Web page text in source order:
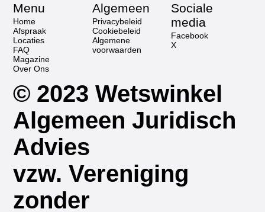
© 2023 Wetswinkel
Algemeen Juridisch
Advies
vzw. Vereniging
zonder
Algemeen
Privacybeleid
Cookiebeleid
Algemene
voorwaarden
Sociale
media
Facebook
X
Menu
Home
Afspraak
Locaties
FAQ
Magazine
Over Ons